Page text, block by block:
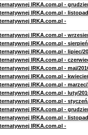
IRKA.com.pl -
IRKA.com.pl -
IRKA.com.pl -
IRKA.com.pl -
IRKA.com.pl -
IRKA.com.pl - lipiec/
IRKA.com.pl -
IRKA.com.pl - maj/
IRKA.com.pl -
IRKA.com.pl - marzec/
IRKA.com.pl - luty/
IRKA.com.pl -
IRKA.com.pl -
IRKA.com.pl -
IRKA.com.pl -